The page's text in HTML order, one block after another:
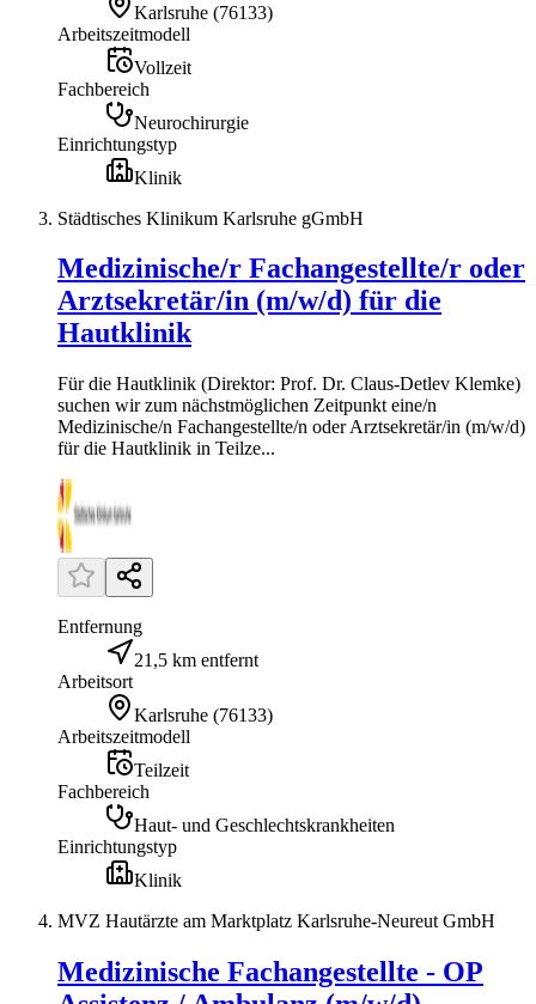
Karlsruhe (76133)
Arbeitszeitmodell
Vollzeit
Fachbereich
Neurochirurgie
Einrichtungstyp
Klinik
Städtisches Klinikum Karlsruhe gGmbH
Medizinische/r Fachangestellte/r oder
Arztsekretär/in (m/w/d) für die
Hautklinik
Für die Hautklinik (Direktor: Prof. Dr. Claus-Detlev Klemke)
suchen wir zum nächstmöglichen Zeitpunkt eine/n
Medizinische/n Fachangestellte/n oder Arztsekretär/in (m/w/d)
für die Hautklinik in Teilze...
Entfernung
21,5 km entfernt
Arbeitsort
Karlsruhe (76133)
Arbeitszeitmodell
Teilzeit
Fachbereich
Haut- und Geschlechtskrankheiten
Einrichtungstyp
Klinik
MVZ Hautärzte am Marktplatz Karlsruhe-Neureut GmbH
Medizinische Fachangestellte - OP